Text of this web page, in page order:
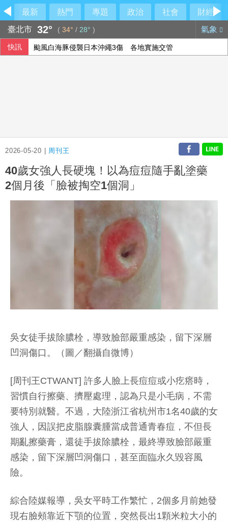
最新 熱門 專題 政治 社會
財經
臺北市 32° ( 34° / 28° ) 氣象
快訊 颱風白海豚侵襲日本沖繩3傷 各地實施交管
2026-05-20 | 周刊王
40歲女強人長硬塊！以為痘痘隨手亂塗藥
2個月後「臉被掏空1個洞」
吳女徒手拔除膿栓，導致臉部嚴重感染，留下深層
凹洞傷口。（圖／翻攝自微博）
[周刊王CTWANT] 許多人臉上長痘痘或小疙瘩時，
習慣自行擦藥、擠壓處理，認為只是小毛病，不需
要特別就醫。不過，大陸浙江省杭州市1名40歲的女
強人，因誤把皮脂腺囊腫當成普通青春痘，不但長
期亂擦藥膏，還徒手拔除膿栓，最終導致臉部嚴重
感染，留下深層凹洞傷口，甚至面臨永久毀容風
險。
綜合陸媒報導，吳女平時工作繁忙，2個多月前她發
現右臉頰靠近下顎的位置，突然長出1顆米粒大小的